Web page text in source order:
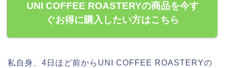
UNI COFFEE ROASTERYの商品を今す
ぐお得に購入したい方はこちら
私自身、4日ほど前からUNI COFFEE ROASTERYの